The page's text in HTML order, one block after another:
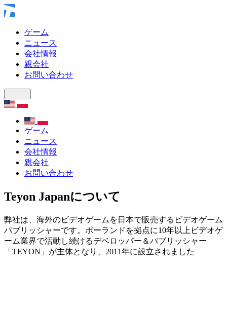
ゲーム
ニュース
会社情報
親会社
お問い合わせ
ゲーム
ニュース
会社情報
親会社
お問い合わせ
Teyon Japanについて
弊社は、海外のビデオゲームを日本で販売するビデオゲーム
パブリッシャーです。ポーランドを拠点に10年以上ビデオゲ
ーム業界で活動し続けるデベロッパー＆パブリッシャー
「TEYON」が主体となり、2011年に設立されました